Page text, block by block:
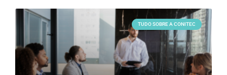
TUDO SOBRE A CONITEC